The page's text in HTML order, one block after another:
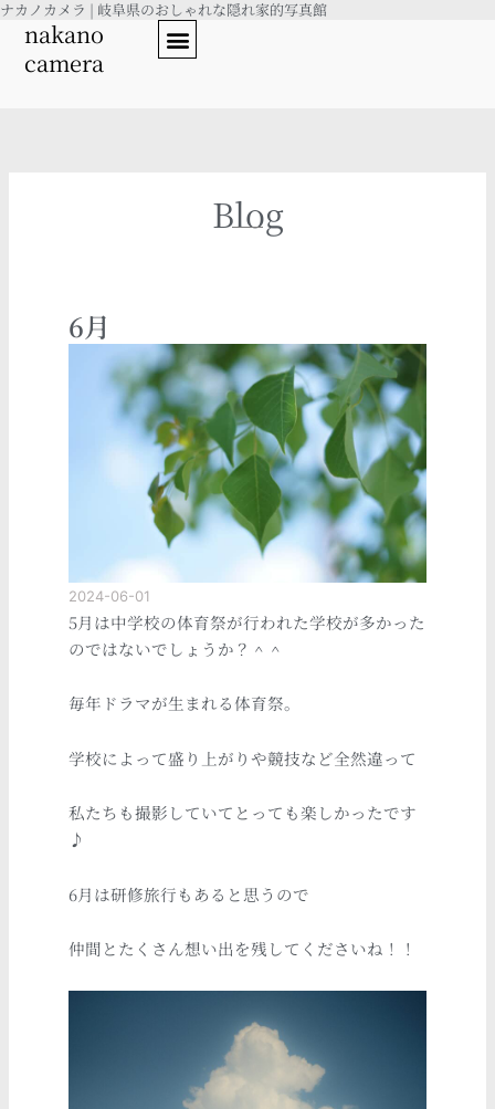
内
ナカノカメラ | 岐阜県のおしゃれな隠れ家的写真館
nakano
camera
Blog
6月
2024-06-01
5月は中学校の体育祭が行われた学校が多かった
のではないでしょうか？＾＾
毎年ドラマが生まれる体育祭。
学校によって盛り上がりや競技など全然違って
私たちも撮影していてとっても楽しかったです
♪
6月は研修旅行もあると思うので
仲間とたくさん想い出を残してくださいね！！